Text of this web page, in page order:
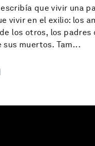
que vivir una
vivir en el exilio: los
los otros, los padres
sus muertos. Tam...